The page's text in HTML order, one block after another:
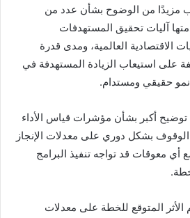
مزيدًا من الوضوح بشأن عدد من
آليات تحقيق المستهدفات
الاقتصادية العالمية، ومدى قدرة
على استيعاب الزيادة المستهدفة في
نمو حقيقي ومستدام.
أكبر بشأن مؤشرات قياس الأداء
الوقوف بشكل دوري على معدلات الإنجاز
أي معوقات قد تواجه تنفيذ البرامج
المتوقع للخطة على معدلات